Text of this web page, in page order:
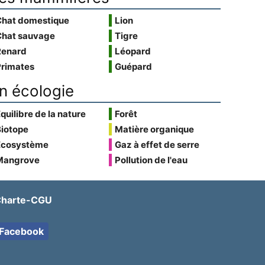
domestique
sauvage
Lion
Tigre
Léopard
Guépard
écologie
de la nature
Forêt
Matière organique
Gaz à effet de serre
Pollution de l'eau
CGU
Facebook